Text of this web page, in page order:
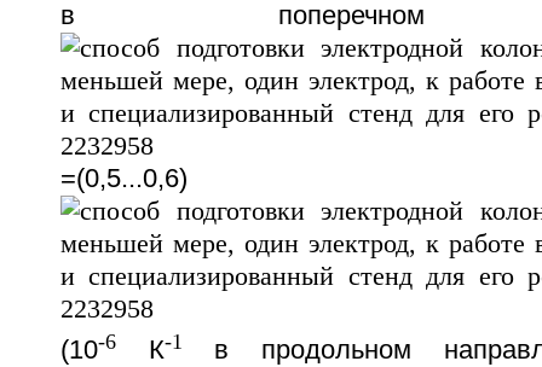
в поперечном
=(0,5...0,6)
(10-6К-1 в продольном